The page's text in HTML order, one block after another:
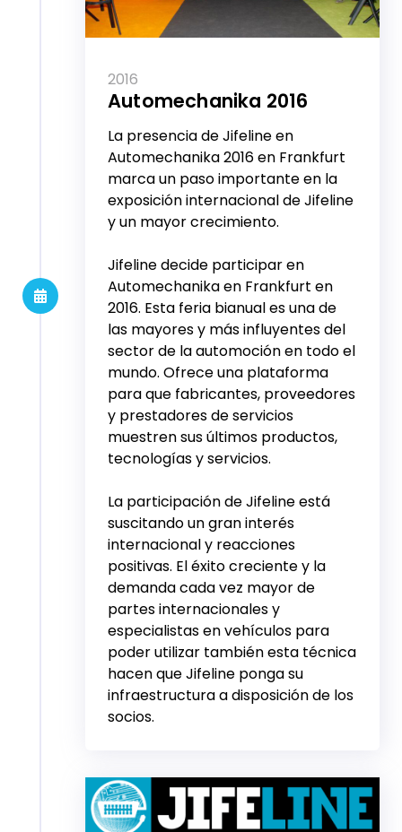
2016
Automechanika 2016
La presencia de Jifeline en
Automechanika 2016 en Frankfurt
marca un paso importante en la
exposición internacional de Jifeline
y un mayor crecimiento.
Jifeline decide participar en
Automechanika en Frankfurt en
2016. Esta feria bianual es una de
las mayores y más influyentes del
sector de la automoción en todo el
mundo. Ofrece una plataforma
para que fabricantes, proveedores
y prestadores de servicios
muestren sus últimos productos,
tecnologías y servicios.
La participación de Jifeline está
suscitando un gran interés
internacional y reacciones
positivas. El éxito creciente y la
demanda cada vez mayor de
partes internacionales y
especialistas en vehículos para
poder utilizar también esta técnica
hacen que Jifeline ponga su
infraestructura a disposición de los
socios.